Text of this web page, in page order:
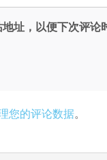
址，以便下次评论
您的评论数据。